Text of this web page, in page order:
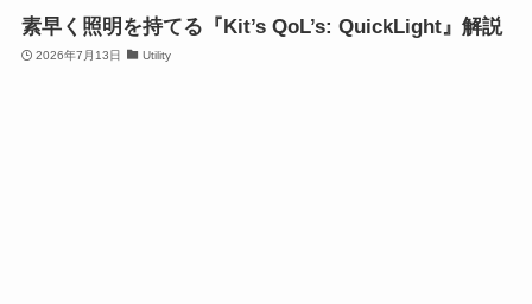
素早く照明を持てる『Kit’s QoL’s: QuickLight』解説
2026年7月13日 Utility